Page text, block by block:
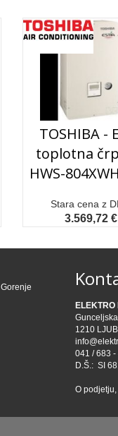
TOSHIBA -
toplotna
HWS-
Stara cena z
3.569,72 €
Gorenje
1210
041 / 683 -
D.Š.: SI
O podjetju,